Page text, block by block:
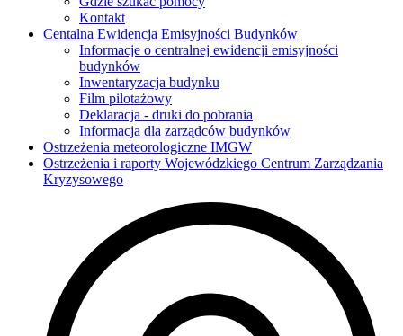
Kontakt
Centalna Ewidencja Emisyjności Budynków
Informacje o centralnej ewidencji emisyjności
budynków
Inwentaryzacja budynku
Film pilotażowy
Deklaracja - druki do pobrania
Informacja dla zarządców budynków
Ostrzeżenia meteorologiczne IMGW
Ostrzeżenia i raporty Wojewódzkiego Centrum Zarządzania
Kryzysowego